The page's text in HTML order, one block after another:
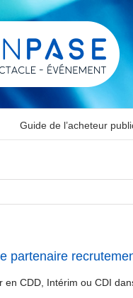
Guide de l’acheteur
partenaire
en CDD, Intérim ou CDI